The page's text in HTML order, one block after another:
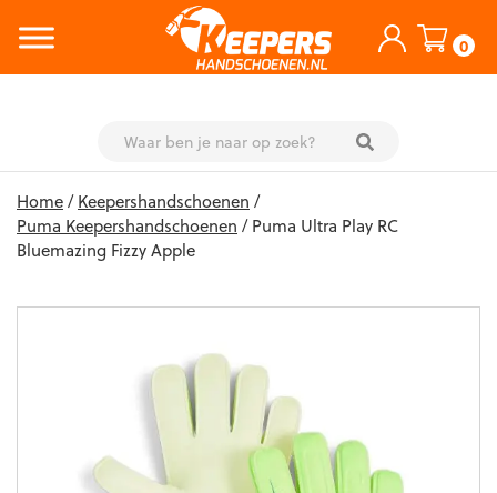
0
content
Home/Keepershandschoenen /
Puma Keepershandschoenen / Puma Ultra Play RC
Bluemazing Fizzy Apple